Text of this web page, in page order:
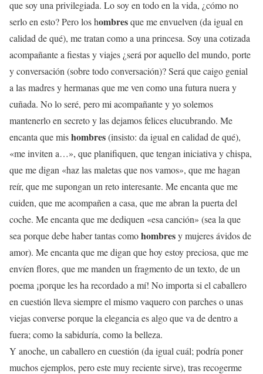
que soy una privilegiada. Lo soy en todo en la vida, ¿cómo no
serlo en esto? Pero los hombresque me envuelven (da igual en
calidad de qué), me tratan como a una princesa. Soy una cotizada
acompañante a fiestas y viajes ¿será por aquello del mundo, porte
y conversación (sobre todo conversación)? Será que caigo genial
a las madres y hermanas que me ven como una futura nuera y
cuñada. No lo seré, pero mi acompañante y yo solemos
mantenerlo en secreto y las dejamos felices elucubrando. Me
encanta que mishombres(insisto: da igual en calidad de qué),
«me inviten a…», que planifiquen, que tengan iniciativa y chispa,
que me digan «haz las maletas que nos vamos», que me hagan
reír, que me supongan un reto interesante. Me encanta que me
cuiden, que me acompañen a casa, que me abran la puerta del
coche. Me encanta que me dediquen «esa canción» (sea la que
sea porque debe haber tantas comohombresy mujeres ávidos de
amor). Me encanta que me digan que hoy estoy preciosa, que me
envíen flores, que me manden un fragmento de un texto, de un
poema ¡porque les ha recordado a mí! No importa si el caballero
en cuestión lleva siempre el mismo vaquero con parches o unas
viejas converse porque la elegancia es algo que va de dentro a
fuera; como la sabiduría, como la belleza.
Y anoche, un caballero en cuestión (da igual cuál; podría poner
muchos ejemplos, pero este muy reciente sirve), tras recogerme